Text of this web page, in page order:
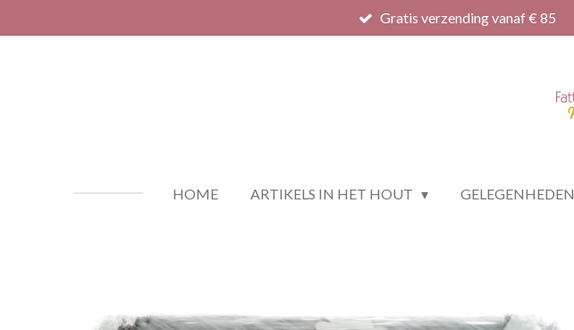
direct
Gratis verzending vanaf € 85
HOME ARTIKELS IN HET HOUT GELEGENHEDEN